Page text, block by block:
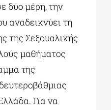
δύο μέρη, την
αναδεικνύει τη
της Σεξουαλικής
μαθήματος
της
Για να